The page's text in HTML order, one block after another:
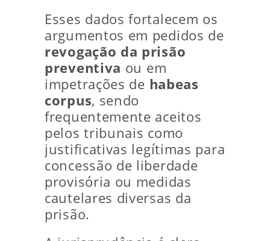
Esses dados fortalecem os
argumentos em pedidos de
revogação da prisão
preventiva ou em
impetrações de habeas
corpus, sendo
frequentemente aceitos
pelos tribunais como
justificativas legítimas para
concessão de liberdade
provisória ou medidas
cautelares diversas da
prisão.